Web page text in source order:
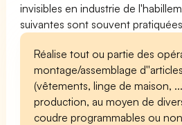
invisibles en industrie de
suivantes sont souvent
Réalise tout ou partie des
montage/assemblage
(vêtements, linge de maison,
production, au moyen de
coudre programmables ou